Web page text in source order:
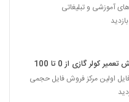
آموزشی و تبلیغاتی
کولر گازی از 0 تا 100